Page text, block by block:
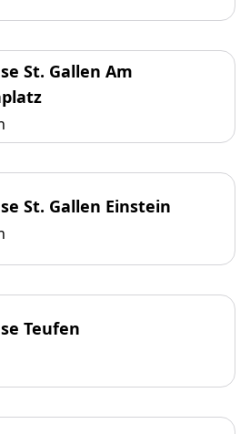
St. Gallen Am
St. Gallen Einstein
Teufen